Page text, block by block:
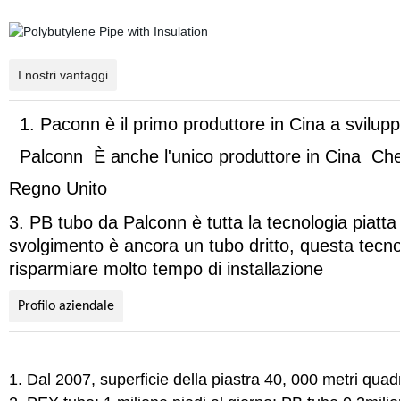
I nostri vantaggi
1. Paconn è il primo produttore in Cina a
Palconn È anche l'unico produttore in Cina
Regno Unito
3. PB tubo da Palconn è tutta la tecnologia
svolgimento è ancora un tubo dritto, questa
risparmiare molto tempo di installazione
Profilo aziendale
1. Dal 2007, superficie della piastra 40, 000 metri